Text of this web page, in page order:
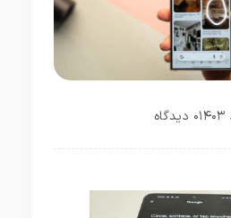
۰ دیدگاه